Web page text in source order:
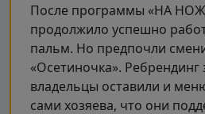
После программы «НА
продолжило успешно
пальм. Но предпочли
«Осетиночка». Ребрендинг
владельцы оставили и
сами хозяева, что они